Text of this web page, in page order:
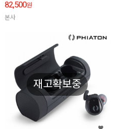
82,500원
본사
재고확보중